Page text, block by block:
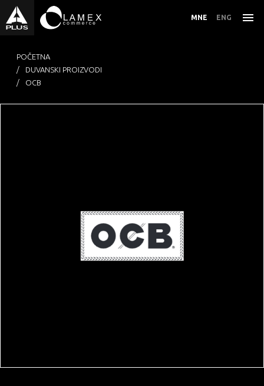
MNE ENG
DUVANSKI PROIZVODI
KOZMETIKA I NJEGA
POČETNA
DUVANSKI PROIZVODI
OCB